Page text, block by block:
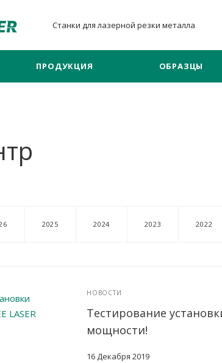
Станки для лазерной резки металла
ПРОДУКЦИЯ ОБРАЗЦЫ
2025 2024 2023 2022
НОВОСТИ
Тестирование
мощности!
16 Декабря 2019